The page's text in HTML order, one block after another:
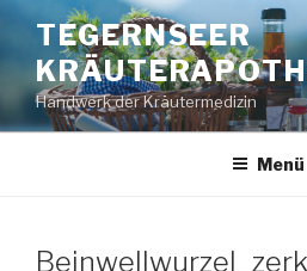
Inhalt
springen
TEGERNSEER
Handwerk der Kräutermedizin
Menü